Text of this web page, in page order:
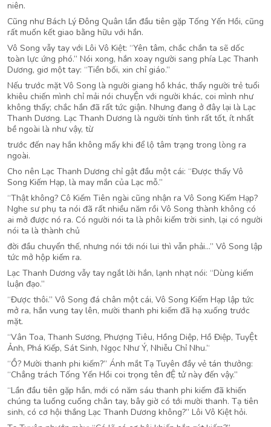
niên.
Cũng như Bách Lý Đông Quân lần đầu tiên gặp Tống Yến Hồi, cũng
rất muốn kết giao bằng hữu với hắn.
Vô Song vẫy tay với Lôi Vô Kiệt: “Yên tâm, chắc chắn ta sẽ dốc
toàn lực ứng phó.” Nói xong, hắn xoay người sang phía Lạc Thanh
Dương, giơ một tay: “Tiền bối, xin chỉ giáo.”
Nếu trước mặt Vô Song là người giang hồ khác, thấy người trẻ tuổi
khiêu chiến mình chỉ mải nói chuyỆn với người khác, coi mình như
không thấy; chắc hắn đã rất tức giận. Nhưng đang ở đây lại là Lạc
Thanh Dương. Lạc Thanh Dương là người tính tình rất tốt, ít nhất
bề ngoài là như vậy, từ
trước đến nay hắn không mấy khi để lộ tâm trạng trong lòng ra
ngoài.
Cho nên Lạc Thanh Dương chỉ gật đầu một cái: “Được thấy Vô
Song Kiếm Hạp, là may mắn của Lạc mỗ.”
“Thật không? Cô Kiếm Tiên ngài cũng nhận ra Vô Song Kiếm Hạp?
Nghe sư phụ ta nói đã rất nhiều năm rồi Vô Song thành không có
ai mở được nó ra. Có người nói ta là phôi kiếm trời sinh, lại có người
nói ta là thành chủ
đời đầu chuyển thế, nhưng nói tới nói lui thì vẫn phải…” Vô Song lập
tức mở hộp kiếm ra.
Lạc Thanh Dương vẫy tay ngắt lời hắn, lạnh nhạt nói: “Dùng kiếm
luận đạo.”
“Được thôi.” Vô Song đá chân một cái, Vô Song Kiếm Hạp lập tức
mở ra, hắn vung tay lên, mười thanh phi kiếm đã hạ xuống trước
mặt.
‘‘Vân Toa, Thanh Sương, Phượng Tiêu, Hồng Diệp, Hồ Điệp, TuyỆt
Ảnh, Phá Kiếp, Sát Sinh, Ngọc Như Ý, Nhiễu Chỉ Nhu.’‘
“Ồ? Mười thanh phi kiếm?” Ánh mắt Tạ Tuyên đầy vẻ tán thưởng:
“Chẳng trách Tống Yến Hồi coi trọng tên đỆ tử này đến vậy.”
“Lần đầu tiên gặp hắn, mới có năm sáu thanh phi kiếm đã khiến
chúng ta luống cuống chân tay, bây giờ có tới mười thanh. Tạ tiên
sinh, có cơ hội thắng Lạc Thanh Dương không?” Lôi Vô Kiệt hỏi.